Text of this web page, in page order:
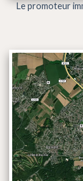
Le promoteur